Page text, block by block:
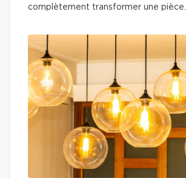
complètement transformer une pièce.